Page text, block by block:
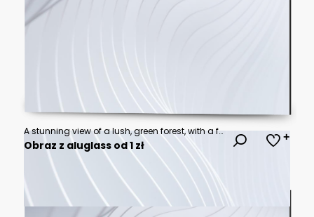
A stunning view of a lush, green forest, with a few rays of sunlight shining through the trees and a few birds flying in the sky
Obraz z aluglass od 1 zł